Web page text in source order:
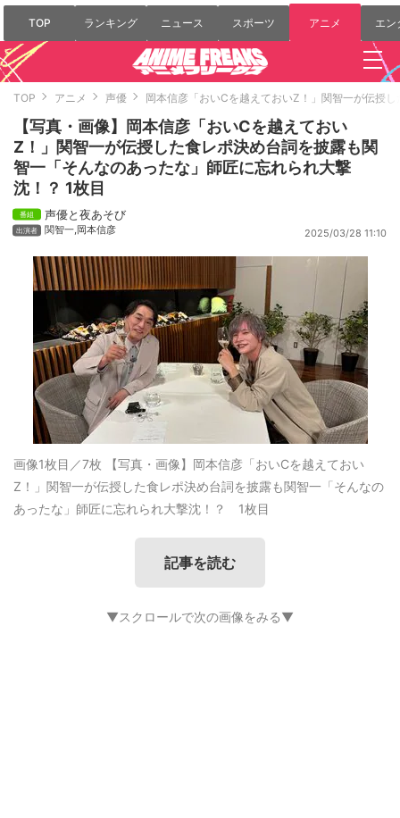
TOP ランキング ニュース スポーツ アニメ エン
TOP アニメ 声優 岡本信彦「おいCを越えておいZ！」関智一が伝授
【写真・画像】岡本信彦「おいCを越えておい
Z！」関智一が伝授した食レポ決め台詞を披露も関
智一「そんなのあったな」師匠に忘れられ大撃
沈！？ 1枚目
声優と夜あそび
関智一, 岡本信彦 2025/03/28 11:10
画像1枚目／7枚 【写真・画像】岡本信彦「おいCを越えておい
Z！」関智一が伝授した食レポ決め台詞を披露も関智一「そんなの
あったな」師匠に忘れられ大撃沈！？ 1枚目
記事を読む
▼スクロールで次の画像をみる▼